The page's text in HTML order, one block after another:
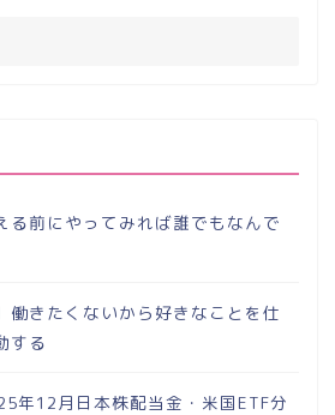
る前にやってみれば誰でもなんで
働きたくないから好きなことを仕
する
年12月日本株配当金・米国ETF分